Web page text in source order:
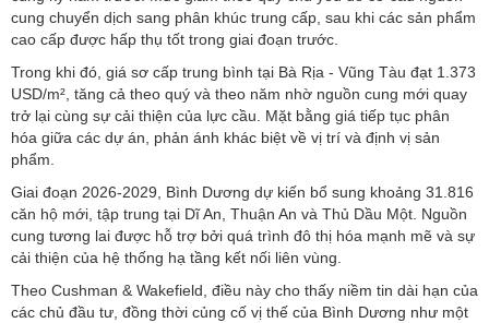
cung chuyển dịch sang phân khúc trung cấp, sau khi các sản phẩm
cao cấp được hấp thụ tốt trong giai đoạn trước.
Trong khi đó, giá sơ cấp trung bình tại Bà Rịa - Vũng Tàu đạt 1.373
USD/m², tăng cả theo quý và theo năm nhờ nguồn cung mới quay
trở lại cùng sự cải thiện của lực cầu. Mặt bằng giá tiếp tục phân
hóa giữa các dự án, phản ánh khác biệt về vị trí và định vị sản
phẩm.
Giai đoạn 2026-2029, Bình Dương dự kiến bổ sung khoảng 31.816
căn hộ mới, tập trung tại Dĩ An, Thuận An và Thủ Dầu Một. Nguồn
cung tương lai được hỗ trợ bởi quá trình đô thị hóa mạnh mẽ và sự
cải thiện của hệ thống hạ tầng kết nối liên vùng.
Theo Cushman & Wakefield, điều này cho thấy niềm tin dài hạn của
các chủ đầu tư, đồng thời củng cố vị thế của Bình Dương như một